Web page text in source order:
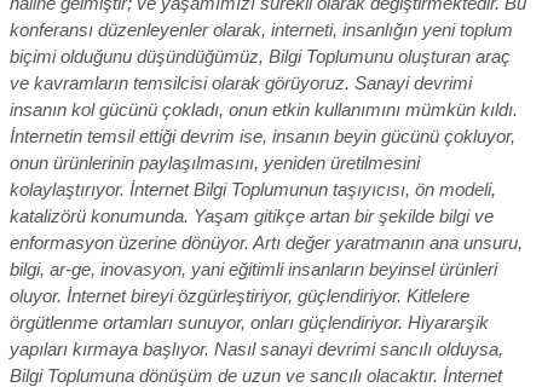
konferansı düzenleyenler olarak, interneti, insanlığın yeni toplum
biçimi olduğunu düşündüğümüz, Bilgi Toplumunu oluşturan araç
ve kavramların temsilcisi olarak görüyoruz. Sanayi devrimi
insanın kol gücünü çokladı, onun etkin kullanımını mümkün kıldı.
İnternetin temsil ettiği devrim ise, insanın beyin gücünü çokluyor,
onun ürünlerinin paylaşılmasını, yeniden üretilmesini
kolaylaştırıyor. İnternet Bilgi Toplumunun taşıyıcısı, ön modeli,
katalizörü konumunda. Yaşam gitikçe artan bir şekilde bilgi ve
enformasyon üzerine dönüyor. Artı değer yaratmanın ana unsuru,
bilgi, ar-ge, inovasyon, yani eğitimli insanların beyinsel ürünleri
oluyor. İnternet bireyi özgürleştiriyor, güçlendiriyor. Kitlelere
örgütlenme ortamları sunuyor, onları güçlendiriyor. Hiyararşik
yapıları kırmaya başlıyor. Nasıl sanayi devrimi sancılı olduysa,
Bilgi Toplumuna dönüşüm de uzun ve sancılı olacaktır. İnternet